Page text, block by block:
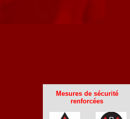
Mesures de sécurité
renforcées